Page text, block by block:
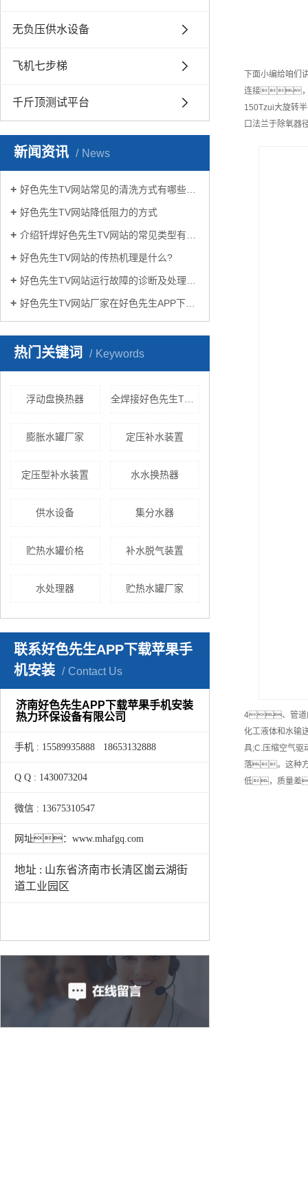
无负压供水设备
飞机七步梯
千斤顶测试平台
新闻资讯 News
好色先生TV网站常见的清洗方式有哪些？
好色先生TV网站降低阻力的方式
介绍钎焊好色先生TV网站的常见类型有哪些
好色先生TV网站的传热机理是什么?
好色先生TV网站运行故障的诊断及处理方法
好色先生TV网站厂家在好色先生APP下载苹果手机安装生活中有哪些作用？
热门关键词 Keywords
浮动盘换热器 全焊接好色先生TV网站
膨胀水罐厂家 定压补水装置
定压型补水装置 水水换热器
供水设备 集分水器
贮热水罐价格 补水脱气装置
水处理器 贮热水罐厂家
联系好色先生APP下载苹果手
机安装
Contact Us
济南好色先生APP下载苹果手机安装
热力环保设备有限公司
手机 : 15589935888 18653132888
Q Q : 1430073204
微信 : 13675310547
网址：www.mhafgq.com
地址 : 山东省济南市长清区崮云湖街
道工业园区
下面小编给咱们
连接，
150Tzui大旋转
口法兰于除氧
4、管道
化工液体和水输
具;C.压缩空气
落。这种方
低，质量